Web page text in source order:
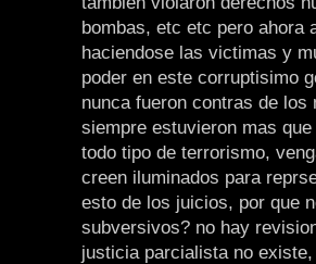
bombas, etc etc pero ahora
haciendose las victimas y
poder en este corruptisimo
nunca fueron contras de
siempre estuvieron mas
todo tipo de terrorismo,
creen iluminados para
esto de los juicios, por que
subversivos? no hay
justicia parcialista no